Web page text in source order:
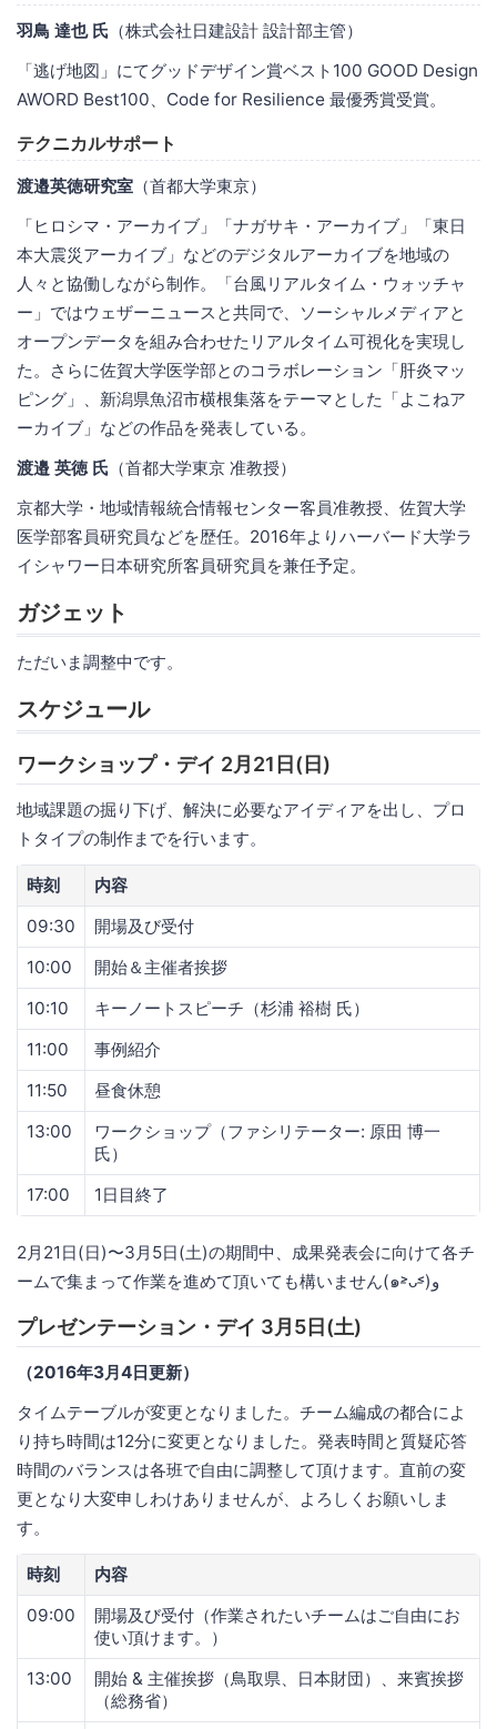
羽鳥 達也 氏 （株式会社日建設計 設計部主管）
「逃げ地図」にてグッドデザイン賞ベスト100 GOOD Design
AWORD Best100、Code for Resilience 最優秀賞受賞。
テクニカルサポート
渡邉英徳研究室 （首都大学東京）
「ヒロシマ・アーカイブ」「ナガサキ・アーカイブ」「東日
本大震災アーカイブ」などのデジタルアーカイブを地域の
人々と協働しながら制作。「台風リアルタイム・ウォッチャ
ー」ではウェザーニュースと共同で、ソーシャルメディアと
オープンデータを組み合わせたリアルタイム可視化を実現し
た。さらに佐賀大学医学部とのコラボレーション「肝炎マッ
ピング」、新潟県魚沼市横根集落をテーマとした「よこねア
ーカイブ」などの作品を発表している。
渡邉 英徳 氏 （首都大学東京 准教授）
京都大学・地域情報統合情報センター客員准教授、佐賀大学
医学部客員研究員などを歴任。2016年よりハーバード大学ラ
イシャワー日本研究所客員研究員を兼任予定。
ガジェット
ただいま調整中です。
スケジュール
ワークショップ・デイ 2月21日(日)
地域課題の掘り下げ、解決に必要なアイディアを出し、プロ
トタイプの制作までを行います。
時刻
内容
09:30
開場及び受付
10:00
開始＆主催者挨拶
10:10
キーノートスピーチ（杉浦 裕樹 氏）
11:00
事例紹介
11:50
昼食休憩
13:00
ワークショップ（ファシリテーター: 原田 博一
氏）
17:00
1日目終了
2月21日(日)〜3月5日(土)の期間中、成果発表会に向けて各チ
ームで集まって作業を進めて頂いても構いません(๑˃̵ᴗ˂̵)و
プレゼンテーション・デイ 3月5日(土)
（2016年3月4日更新）
タイムテーブルが変更となりました。チーム編成の都合によ
り持ち時間は12分に変更となりました。発表時間と質疑応答
時間のバランスは各班で自由に調整して頂けます。直前の変
更となり大変申しわけありませんが、よろしくお願いしま
す。
時刻
内容
09:00
開場及び受付（作業されたいチームはご自由にお
使い頂けます。）
13:00
開始 & 主催挨拶（鳥取県、日本財団）、来賓挨拶
（総務省）